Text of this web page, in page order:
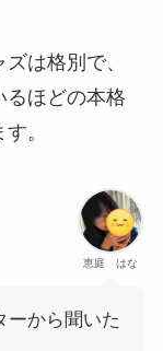
は格別で、
るほどの本格
。
恵庭 はな
から聞いた